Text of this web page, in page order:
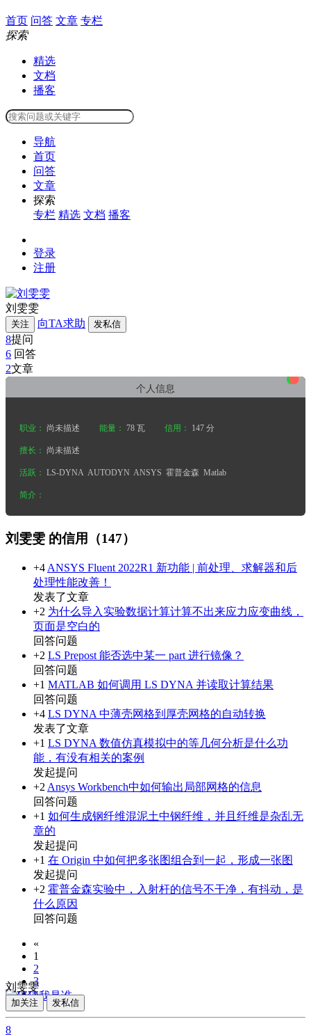
首页 问答 文章 专栏
探索
精选
文档
播客
导航
首页
问答
文章
探索
专栏 精选 文档 播客
登录
注册
刘雯雯
关注 向TA求助 发私信
8提问
6 回答
2文章
个人信息 •
•
•
职业： 尚未描述 能量： 78 瓦 信用： 147 分
擅长： 尚未描述
活跃： LS-DYNA AUTODYN ANSYS 霍普金森 Matlab
简介：
刘雯雯 的信用（147）
+4 ANSYS Fluent 2022R1 新功能 | 前处理、求解器和后
处理性能改善！
发表了文章
+2 为什么导入实验数据计算计算不出来应力应变曲线，
页面是空白的
回答问题
+2 LS Prepost 能否选中某一 part 进行镜像？
回答问题
+1 MATLAB 如何调用 LS DYNA 并读取计算结果
回答问题
+4 LS DYNA 中薄壳网格到厚壳网格的自动转换
发表了文章
+1 LS DYNA 数值仿真模拟中的等几何分析是什么功
能，有没有相关的案例
发起提问
+2 Ansys Workbench中如何输出局部网格的信息
回答问题
+1 如何生成钢纤维混泥土中钢纤维，并且纤维是杂乱无
章的
发起提问
+1 在 Origin 中如何把多张图组合到一起，形成一张图
发起提问
+2 霍普金森实验中，入射杆的信号不干净，有抖动，是
什么原因
回答问题
«
1
2
3
»
刘雯雯
加关注 发私信
8